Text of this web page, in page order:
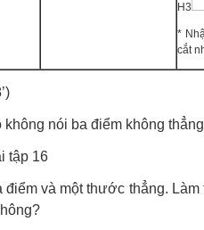
H3
*
cắt
không nói ba điểm không
tập 16
điểm và một thước thẳng.